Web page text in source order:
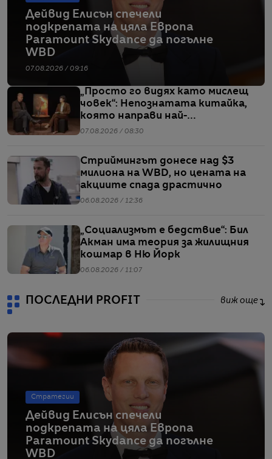
Дейвид Елисън спечели
подкрепата на цяла Европа
Paramount Skydance да погълне
WBD
07.08.2026 / 09:16
„Просто го видях като мислещ
човек“: Непознатата китайка,
която направи най-
коментираното интервю с
07.08.2026 / 08:30
Стриймингът донесе над $3
милиона на WBD, но цената на
акциите спада драстично
06.08.2026 / 12:36
„Социализмът е бедствие“: Бил
Акман има теория за жилищния
кошмар в Ню Йорк
06.08.2026 / 11:07
ПОСЛЕДНИ PROFIT виж още
Стратегии
Дейвид Елисън спечели
подкрепата на цяла Европа
Paramount Skydance да погълне
WBD